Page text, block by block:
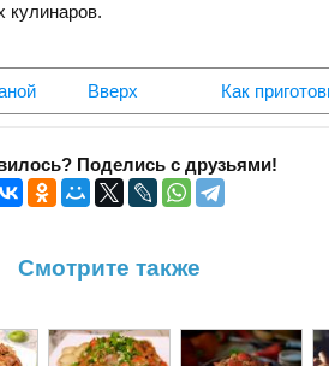
кулинаров.
Вверх Как
Поделись с друзьями!
Смотрите также